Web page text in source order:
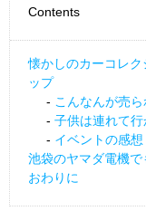
Contents
懐かしのカーコレ
ップ
こんなんが売
子供は連れて行
イベントの感想
池袋のヤマダ電機
おわりに